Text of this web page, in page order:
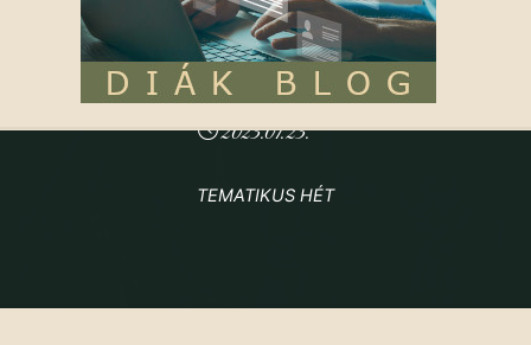
2022/2023. tanév|Hitélet
ADVENTI HÉT
2023.01.23.
TEMATIKUS HÉT